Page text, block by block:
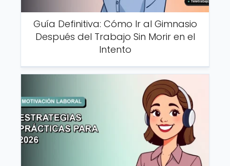
Guía Definitiva: Cómo Ir al Gimnasio
Después del Trabajo Sin Morir en el
Intento